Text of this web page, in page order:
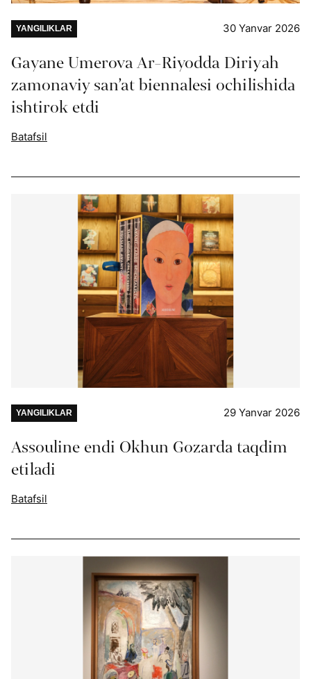
YANGILIKLAR 30 Yanvar 2026
Gayane Umerova Ar-Riyodda Diriyah
zamonaviy san’at biennalesi ochilishida
ishtirok etdi
Batafsil
YANGILIKLAR 29 Yanvar 2026
Assouline endi Okhun Gozarda taqdim
etiladi
Batafsil